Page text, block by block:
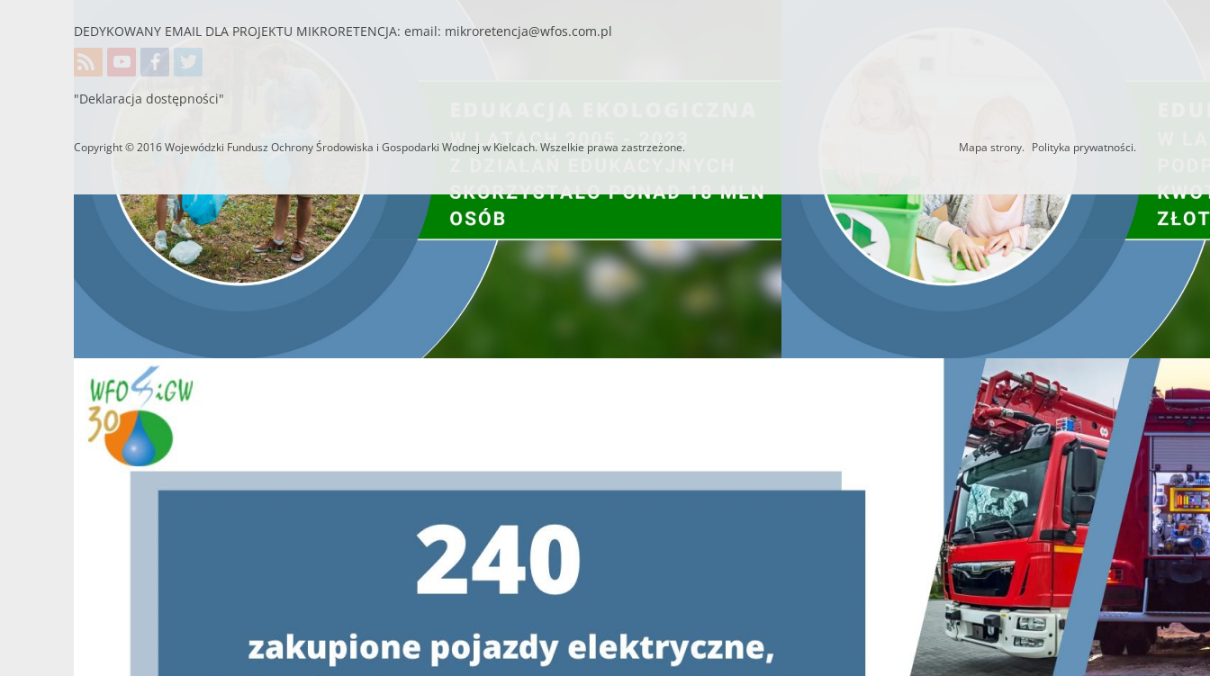
DEDYKOWANY EMAIL DLA PROJEKTU MIKRORETENCJA: email: mikroretencja@wfos.com.pl
"Deklaracja dostępności"
Copyright © 2016 Wojewódzki Fundusz Ochrony Środowiska i Gospodarki Wodnej w Kielcach. Wszelkie prawa zastrzeżone. Mapa strony. Polityka prywatności.
Utworzono przez W.S.ds.IT M & P